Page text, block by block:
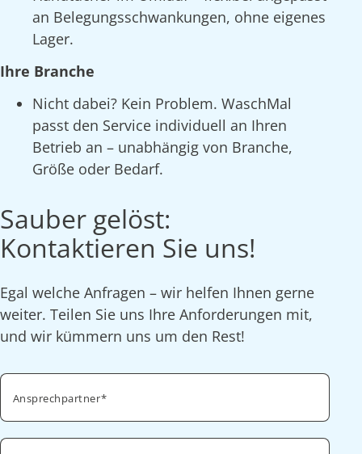
an Belegungsschwankungen, ohne eigenes
Lager.
Ihre Branche
Nicht dabei? Kein Problem. WaschMal
passt den Service individuell an Ihren
Betrieb an – unabhängig von Branche,
Größe oder Bedarf.
Sauber gelöst:
Kontaktieren Sie uns!
Egal welche Anfragen – wir helfen Ihnen gerne
weiter. Teilen Sie uns Ihre Anforderungen mit,
und wir kümmern uns um den Rest!
Ansprechpartner